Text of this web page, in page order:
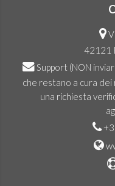
42121
Support (NON
che restano a cura
una richiesta